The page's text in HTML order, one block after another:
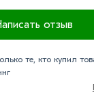
отзыв
те, кто купил